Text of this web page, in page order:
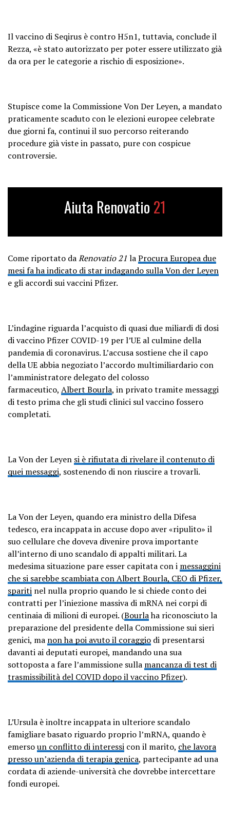
Il vaccino di Seqirus è contro H5n1, tuttavia, conclude il
Rezza, «è stato autorizzato per poter essere utilizzato già
da ora per le categorie a rischio di esposizione».
Stupisce come la Commissione Von Der Leyen, a mandato
praticamente scaduto con le elezioni europee celebrate
due giorni fa, continui il suo percorso reiterando
procedure già viste in passato, pure con cospicue
controversie.
Aiuta Renovatio 21
Come riportato daRenovatio 21 laProcura Europea due
mesi fa ha indicato di star indagando sulla Von der Leyen
e gli accordi sui vaccini Pfizer.
L’indagine riguarda l’acquisto di quasi due miliardi di dosi
di vaccino Pfizer COVID-19 per l’UE al culmine della
pandemia di coronavirus. L’accusa sostiene che il capo
della UE abbia negoziato l’accordo multimiliardario con
l’amministratore delegato del colosso
farmaceutico, Albert Bourla, in privato tramite messaggi
di testo prima che gli studi clinici sul vaccino fossero
completati.
La Von der Leyen si è rifiutata di rivelare il contenuto di
quei messaggi, sostenendo di non riuscire a trovarli.
La Von der Leyen, quando era ministro della Difesa
tedesco, era incappata in accuse dopo aver «ripulito» il
suo cellulare che doveva divenire prova importante
all’interno di uno scandalo di appalti militari. La
medesima situazione pare esser capitata con i messaggini
che si sarebbe scambiata con Albert Bourla, CEO di Pfizer,
spariti nel nulla proprio quando le si chiede conto dei
contratti per l’iniezione massiva di mRNA nei corpi di
centinaia di milioni di europei. (Bourlaha riconosciuto la
preparazione del presidente della Commissione sui sieri
genici, ma non ha poi avuto il coraggio di presentarsi
davanti ai deputati europei, mandando una sua
sottoposta a fare l’ammissione sulla mancanza di test di
trasmissibilità del COVID dopo il vaccino Pfizer).
L’Ursula è inoltre incappata in ulteriore scandalo
famigliare basato riguardo proprio l’mRNA, quando è
emersoun conflitto di interessi con il marito, che lavora
presso un’azienda di terapia genica, partecipante ad una
cordata di aziende-università che dovrebbe intercettare
fondi europei.